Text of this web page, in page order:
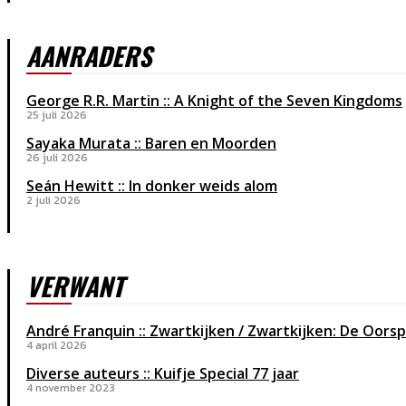
AANRADERS
George R.R. Martin :: A Knight of the Seven Kingdoms
25 juli 2026
Sayaka Murata :: Baren en Moorden
26 juli 2026
Seán Hewitt :: In donker weids alom
2 juli 2026
VERWANT
André Franquin :: Zwartkijken / Zwartkijken: De
4 april 2026
Diverse auteurs :: Kuifje Special 77 jaar
4 november 2023